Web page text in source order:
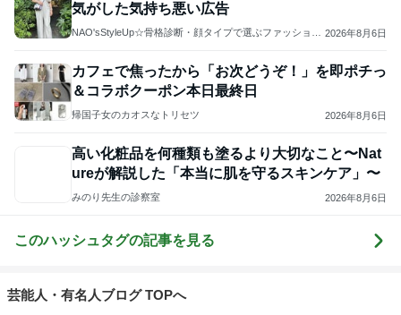
気がした気持ち悪い広告
NAO'sStyleUp☆骨格診断・顔タイプで選ぶファッション
2026年8月6日
カフェで焦ったから「お次どうぞ！」を即ポチっ
＆コラボクーポン本日最終日
帰国子女のカオスなトリセツ 2026年8月6日
高い化粧品を何種類も塗るより大切なこと〜Nat
ureが解説した「本当に肌を守るスキンケア」〜
みのり先生の診察室 2026年8月6日
このハッシュタグの記事を見る
芸能人・有名人ブログ TOPへ